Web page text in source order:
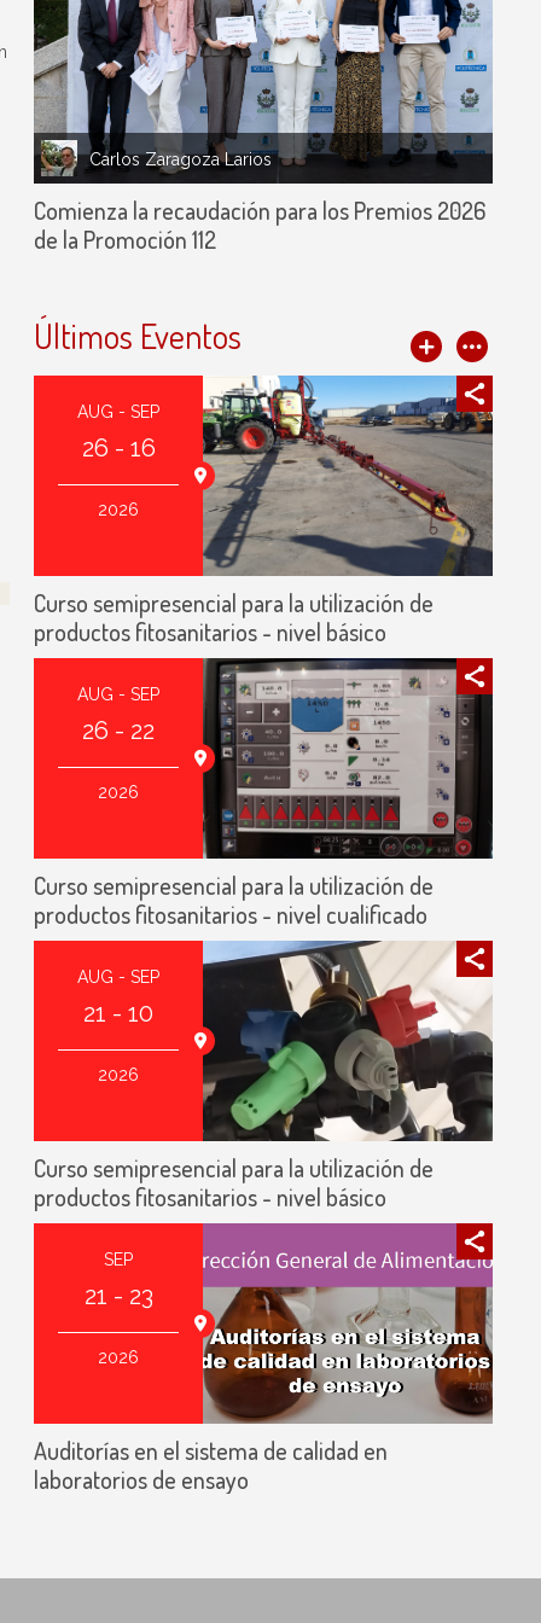
Carlos Zaragoza Larios
Comienza la recaudación para los Premios 2026
de la Promoción 112
Últimos Eventos
AUG - SEP
26 - 16
2026
Curso semipresencial para la utilización de
productos fitosanitarios - nivel básico
AUG - SEP
26 - 22
2026
Curso semipresencial para la utilización de
productos fitosanitarios - nivel cualificado
AUG - SEP
21 - 10
2026
Curso semipresencial para la utilización de
productos fitosanitarios - nivel básico
SEP
21 - 23
2026
Auditorías en el sistema de calidad en
laboratorios de ensayo